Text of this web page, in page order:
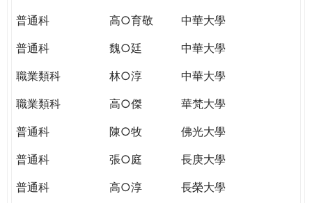
普通科
高○育敬
中華大學
普通科
魏○廷
中華大學
職業類科
林○淳
中華大學
職業類科
高○傑
華梵大學
普通科
陳○牧
佛光大學
普通科
張○庭
長庚大學
普通科
高○淳
長榮大學